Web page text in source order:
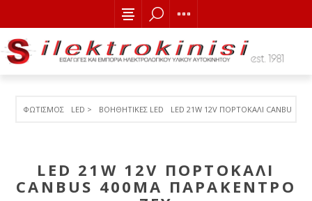
ΦΩΤΙΣΜΟΣ LED > ΒΟΗΘΗΤΙΚΕΣ LED LED 21W 12V ΠΟΡΤΟΚΑΛΙ CANBUS
LED 21W 12V ΠΟΡΤΟΚΑΛΙ
CANBUS 400MA ΠΑΡΑΚΕΝΤΡΟ